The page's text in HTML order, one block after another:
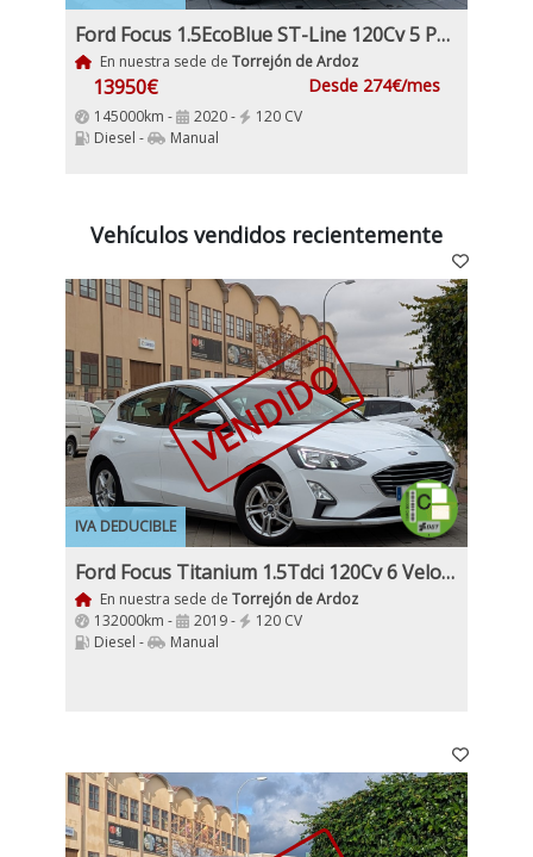
Ford Focus 1.5EcoBlue ST-Line 120Cv 5 Puertas Etiqueta Medioambiental C
En nuestra sede de Torrejón de Ardoz
13950€ Desde 274€/mes
145000km - 2020 -
120 CV
Diesel -
Manual
Vehículos vendidos recientemente
IVA DEDUCIBLE
VENDIDO
Ford Focus Titanium 1.5Tdci 120Cv 6 Velocidades 5 Puertas Nacional 1Dueño
En nuestra sede de Torrejón de Ardoz
132000km -
2019 -
120 CV
Diesel -
Manual